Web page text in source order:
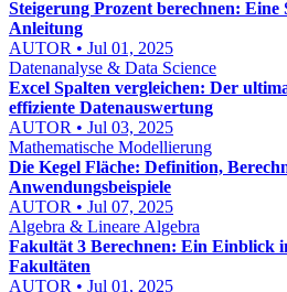
Steigerung Prozent berechnen:
Anleitung
AUTOR • Jul 01, 2025
Datenanalyse & Data Science
Excel Spalten vergleichen: Der
effiziente Datenauswertung
AUTOR • Jul 03, 2025
Mathematische Modellierung
Die Kegel Fläche: Definition,
Anwendungsbeispiele
AUTOR • Jul 07, 2025
Algebra & Lineare Algebra
Fakultät 3 Berechnen: Ein Einblick
Fakultäten
AUTOR • Jul 01, 2025